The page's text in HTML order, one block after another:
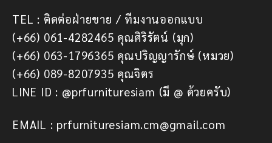
TEL : ติดต่อฝ่ายขาย / ทีมงานออกแบบ
(+66) 061-4282465 คุณศิริรัตน์ (มุก)
(+66) 063-1796365 คุณปริญญารักษ์ (หมวย)
(+66) 089-8207935 คุณจิตร
LINE ID : @prfurnituresiam (มี @ ด้วยครับ)
EMAIL : prfurnituresiam.cm@gmail.com